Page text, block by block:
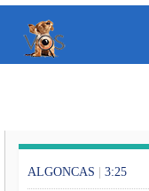
ALGONCAS | 3:25